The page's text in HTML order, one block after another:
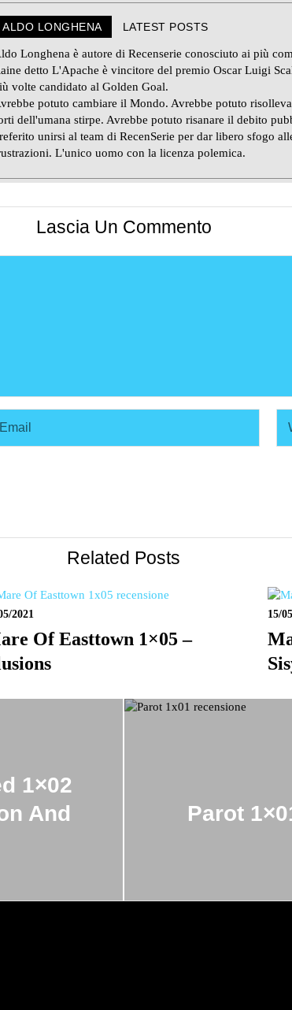
ALDO LONGHENA LATEST POSTS
Longhena è autore di Recenserie conosciuto ai più
detto L'Apache è vincitore del premio Oscar Luigi
volte candidato al Golden Goal.
potuto cambiare il Mondo. Avrebbe potuto
dell'umana stirpe. Avrebbe potuto risanare il debito
unirsi al team di RecenSerie per dar libero sfogo
L'unico uomo con la licenza polemica.
Lascia Un Commento
Related Posts
2021
Of Easttown 1×05 –
15/
1×02
And
Parot